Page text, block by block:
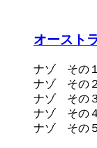
オースト
ナゾ その
ナゾ その
ナゾ その
ナゾ その
ナゾ その